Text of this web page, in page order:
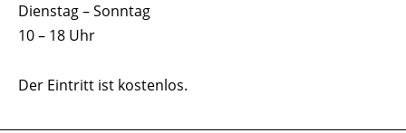
Dienstag – Sonntag
10 – 18 Uhr
Der Eintritt ist kostenlos.